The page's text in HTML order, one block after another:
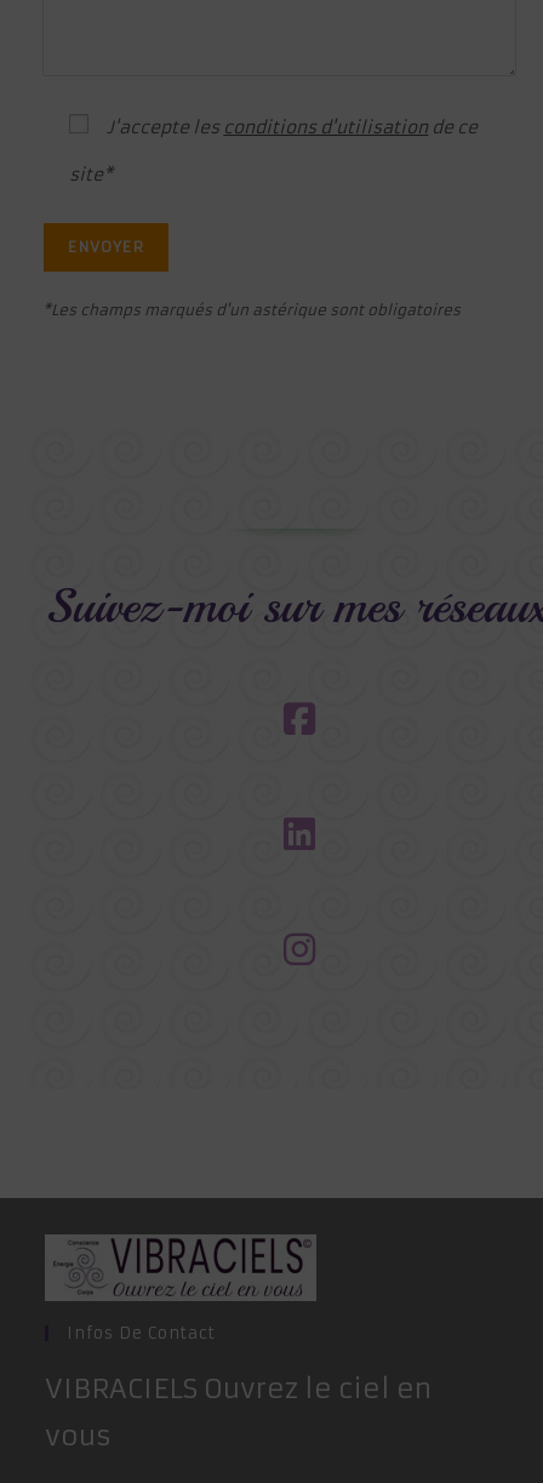
J'accepte les conditions d'utilisation de ce
site*
*Les champs marqués d'un astérique sont obligatoires
Suivez-moi sur mes
Infos De Contact
VIBRACIELS Ouvrez le ciel en
vous